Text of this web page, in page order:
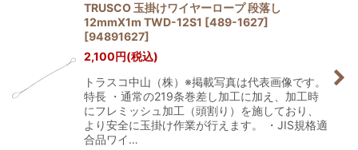
TRUSCO 玉掛けワイヤーロープ 段落し
12mmX1m TWD-12S1 [489-1627]
[94891627]
2,100円(税込)
トラスコ中山（株）※掲載写真は代表画像です。
特長 ・通常の219条巻差し加工に加え、加工時
にフレミッシュ加工（頭割り）を施しており、
より安全に玉掛け作業が行えます。 ・JIS規格適
合品ワイ…